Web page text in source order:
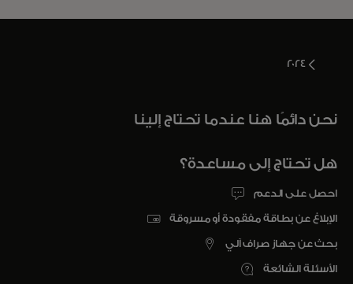
2024
نحن دائمًا هنا عندما تحتاج إلينا
هل تحتاج إلى مساعدة؟
احصل على الدعم
الإبلاغ عن بطاقة مفقودة أو مسروقة
بحث عن جهاز صراف آلي
الأسئلة الشائعة